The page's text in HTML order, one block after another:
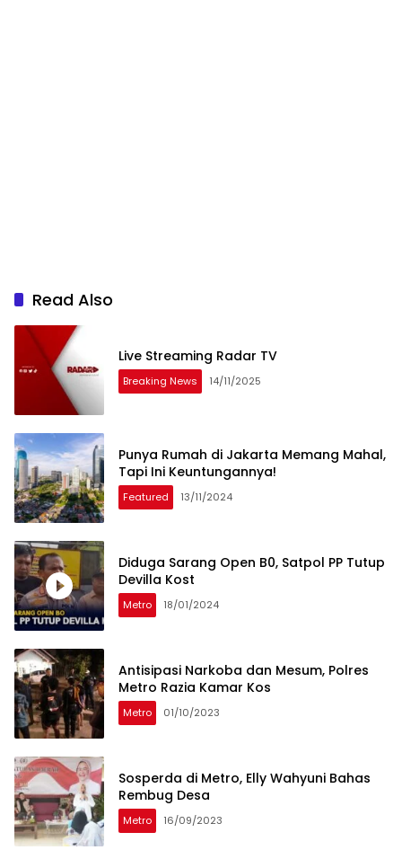
Read Also
Live Streaming Radar TV
Breaking News 14/11/2025
Punya Rumah di Jakarta Memang Mahal,
Tapi Ini Keuntungannya!
Featured 13/11/2024
Diduga Sarang Open B0, Satpol PP Tutup
Devilla Kost
Metro 18/01/2024
Antisipasi Narkoba dan Mesum, Polres
Metro Razia Kamar Kos
Metro 01/10/2023
Sosperda di Metro, Elly Wahyuni Bahas
Rembug Desa
Metro 16/09/2023